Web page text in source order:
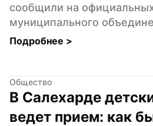
сообщили на
муниципального
Подробнее >
Общество
В Салехарде
ведет прием: как